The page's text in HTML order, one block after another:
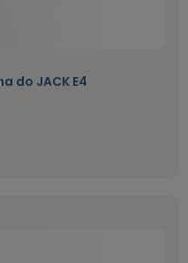
do JACK E4